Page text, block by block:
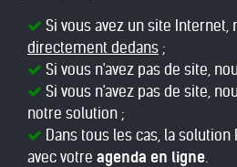
Si vous avez un site
directement dedans ;
Si vous n'avez pas de site,
Si vous n'avez pas de site,
notre solution ;
Dans tous les cas, la
avec votre agenda en ligne